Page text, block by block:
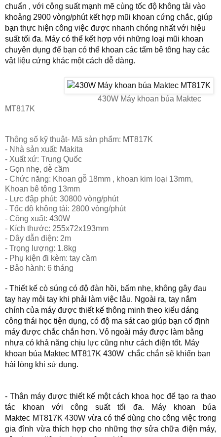
chuẩn , với công suất mạnh mẽ cùng tốc độ không tải vào
khoảng 2900 vòng/phút kết hợp mũi khoan cứng chắc, giúp
bạn thực hiện công việc được nhanh chóng nhất với hiệu
suất tối đa. Máy có thể kết hợp với những loại mũi khoan
chuyên dụng để bạn có thể khoan các tấm bê tông hay các
vật liệu cứng khác một cách dễ dàng.
430W Máy khoan búa Maktec
MT817K
Thông số kỹ thuật- Mã sản phẩm: MT817K
- Nhà sản xuất: Makita
- Xuất xứ: Trung Quốc
- Gọn nhẹ, dễ cầm
- Chức năng: Khoan gỗ 18mm , khoan kim loại 13mm,
Khoan bê tông 13mm
- Lực đập phút: 30800 vòng/phút
- Tốc độ không tải: 2800 vòng/phút
- Công xuất: 430W
- Kích thước: 255x72x193mm
- Dây dẫn điện: 2m
- Trọng lượng: 1.8kg
- Phụ kiện đi kèm: tay cầm
- Bảo hành: 6 tháng
- Thiết kế cò súng có độ đàn hồi, bấm nhẹ, không gây đau
tay hay mỏi tay khi phải làm việc lâu. Ngoài ra, tay nắm
chính của máy được thiết kế thông minh theo kiểu dáng
công thái học tiện dụng, có độ ma sát cao giúp bạn cố định
máy được chắc chắn hơn. Vỏ ngoài máy được làm bằng
nhựa có khả năng chịu lực cũng như cách điện tốt. Máy
khoan búa Maktec MT817K 430W chắc chắn sẽ khiến bạn
hài lòng khi sử dụng.
- Thân máy được thiết kế một cách khoa học để tạo ra thao
tác khoan với công suất tối đa.
Máy khoan búa
Maktec MT817K 430W vừa có thể dùng cho công việc trong
gia đình vừa thích hợp cho những thợ sửa chữa điện máy,